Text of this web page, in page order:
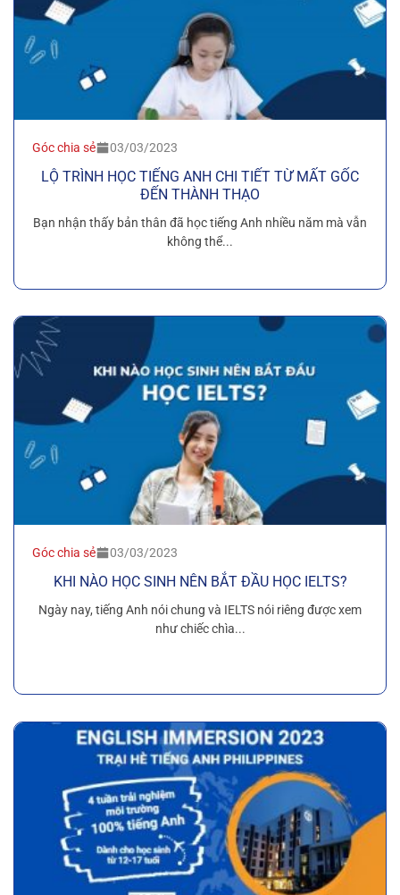
Góc chia sẻ 03/03/2023
LỘ TRÌNH HỌC TIẾNG ANH CHI TIẾT TỪ MẤT GỐC
ĐẾN THÀNH THẠO
Bạn nhận thấy bản thân đã học tiếng Anh nhiều năm mà vẫn
không thể...
Góc chia sẻ 03/03/2023
KHI NÀO HỌC SINH NÊN BẮT ĐẦU HỌC IELTS?
Ngày nay, tiếng Anh nói chung và IELTS nói riêng được xem
như chiếc chìa...